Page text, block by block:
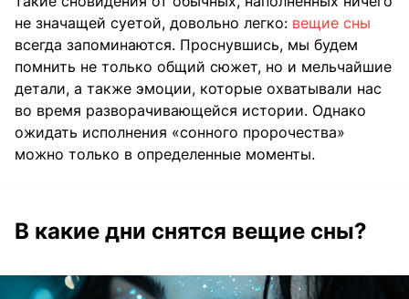
не значащей суетой, довольно легко: вещие сны
всегда запоминаются. Проснувшись, мы будем
помнить не только общий сюжет, но и мельчайшие
детали, а также эмоции, которые охватывали нас
во время разворачивающейся истории. Однако
ожидать исполнения «сонного пророчества»
можно только в определенные моменты.
В какие дни снятся вещие сны?